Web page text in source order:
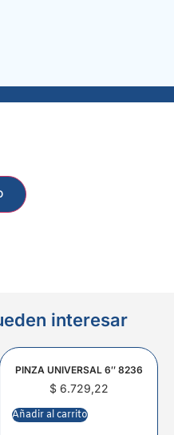
100 mm.
interesar
PINZA UNIVERSAL 6″ 8236
$6.729,22
Añadir al carrito